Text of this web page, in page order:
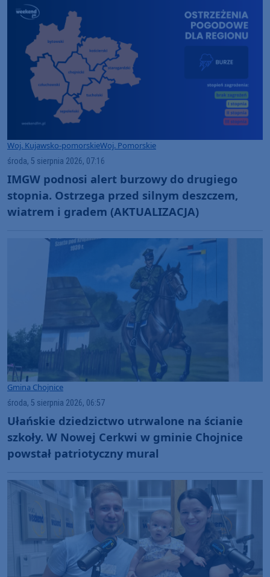
Woj. Kujawsko-pomorskieWoj. Pomorskie
środa, 5 sierpnia 2026, 07:16
IMGW podnosi alert burzowy do drugiego
stopnia. Ostrzega przed silnym deszczem,
wiatrem i gradem (AKTUALIZACJA)
Gmina Chojnice
środa, 5 sierpnia 2026, 06:57
Ułańskie dziedzictwo utrwalone na ścianie
szkoły. W Nowej Cerkwi w gminie Chojnice
powstał patriotyczny mural